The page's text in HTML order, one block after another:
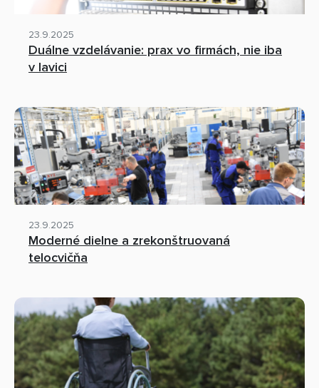
23.9.2025
Duálne vzdelávanie: prax vo firmách, nie iba
v lavici
23.9.2025
Moderné dielne a zrekonštruovaná
telocvičňa